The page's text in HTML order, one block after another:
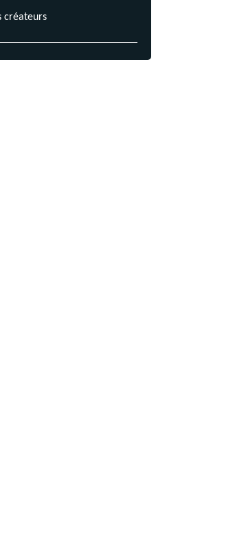
créateurs